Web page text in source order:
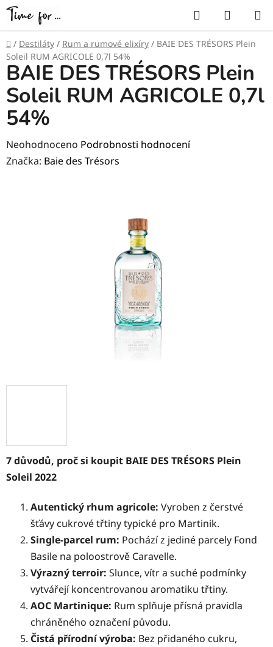
Přejít
obsah
Hledat
KOŠÍK
Domů
/ Destiláty / Rum a rumové elixíry / BAIE DES TRÉSORS Plein
Soleil RUM AGRICOLE 0,7l 54%
7 důvodů, proč si koupit BAIE DES TRÉSORS Plein
Soleil 2022
Autentický rhum agricole: Vyroben z čerstvé
šťávy cukrové třtiny typické pro Martinik.
Single-parcel rum: Pochází z jediné parcely Fond
Basile na poloostrově Caravelle.
Výrazný terroir: Slunce, vítr a suché podmínky
vytvářejí koncentrovanou aromatiku třtiny.
AOC Martinique: Rum splňuje přísná pravidla
chráněného označení původu.
Čistá přírodní výroba: Bez přidaného cukru,
BAIE DES TRÉSORS Plein
Soleil RUM AGRICOLE 0,7l
54%
Průměrné
hodnocení
Neohodnoceno Podrobnosti hodnocení
Značka: Baie des Trésors